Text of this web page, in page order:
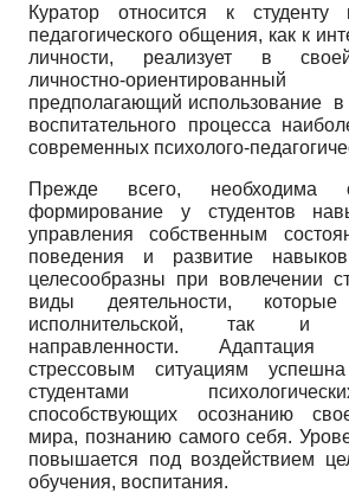
Куратор относится к
педагогического общения, как к
личности, реализует в
личностно-
предполагающий использование в
воспитательного процесса
современных психолого-
Прежде всего, необходима
формирование у студентов
управления собственным
поведения и развитие навыков
целесообразны при вовлечении
виды деятельности,
исполнительской, так и
направленности.
стрессовым ситуациям
студентами
способствующих осознанию
мира, познанию самого себя.
повышается под воздействием
обучения, воспитания.